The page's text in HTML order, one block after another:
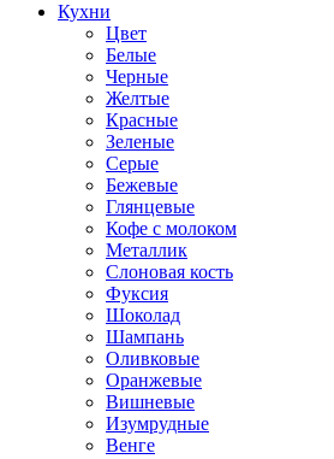
Кухни
Цвет
Белые
Черные
Желтые
Красные
Зеленые
Серые
Бежевые
Глянцевые
Кофе с молоком
Металлик
Слоновая кость
Фуксия
Шоколад
Шампань
Оливковые
Оранжевые
Вишневые
Изумрудные
Венге